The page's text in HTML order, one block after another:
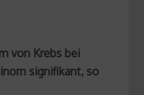
von Krebs bei
signifikant, so